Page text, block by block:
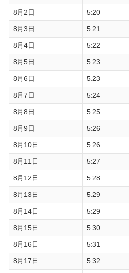
8月2日 5:20
8月3日 5:21
8月4日 5:22
8月5日 5:23
8月6日 5:23
8月7日 5:24
8月8日 5:25
8月9日 5:26
8月10日 5:26
8月11日 5:27
8月12日 5:28
8月13日 5:29
8月14日 5:29
8月15日 5:30
8月16日 5:31
8月17日 5:32